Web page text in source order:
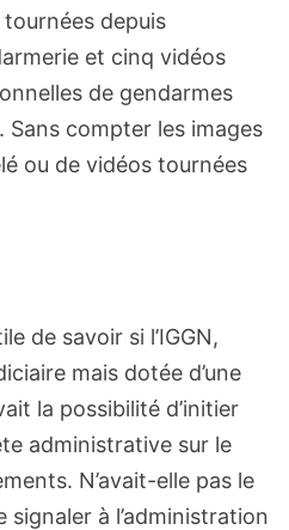
depuis
et cinq vidéos
de gendarmes
Sans compter les images
ou de vidéos tournées
de savoir si l’IGGN,
mais dotée d’une
la possibilité d’initier
administrative sur le
N’avait-elle pas le
à l’administration